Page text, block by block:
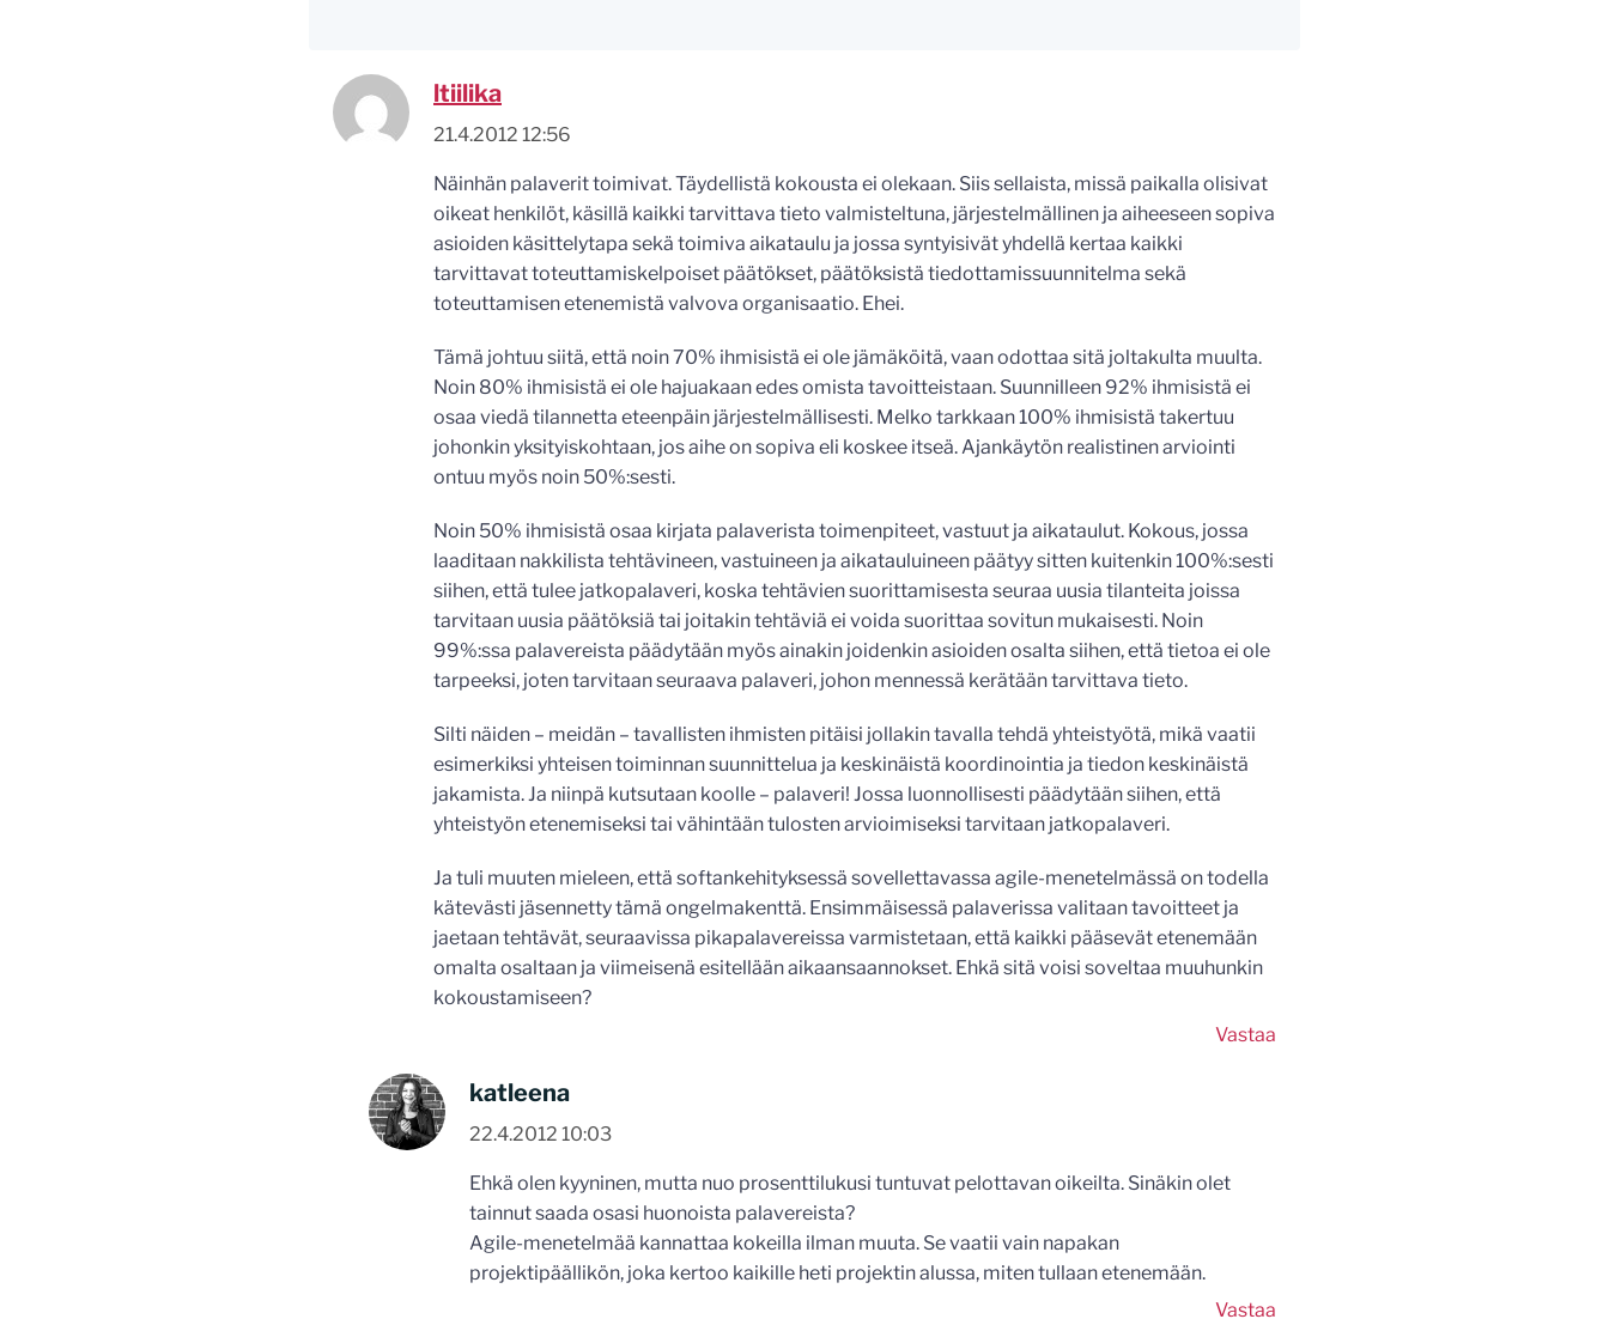
ltiilika
21.4.2012 12:56
Näinhän palaverit toimivat. Täydellistä kokousta ei olekaan. Siis sellaista, missä paikalla olisivat
oikeat henkilöt, käsillä kaikki tarvittava tieto valmisteltuna, järjestelmällinen ja aiheeseen sopiva
asioiden käsittelytapa sekä toimiva aikataulu ja jossa syntyisivät yhdellä kertaa kaikki
tarvittavat toteuttamiskelpoiset päätökset, päätöksistä tiedottamissuunnitelma sekä
toteuttamisen etenemistä valvova organisaatio. Ehei.
Tämä johtuu siitä, että noin 70% ihmisistä ei ole jämäköitä, vaan odottaa sitä joltakulta muulta.
Noin 80% ihmisistä ei ole hajuakaan edes omista tavoitteistaan. Suunnilleen 92% ihmisistä ei
osaa viedä tilannetta eteenpäin järjestelmällisesti. Melko tarkkaan 100% ihmisistä takertuu
johonkin yksityiskohtaan, jos aihe on sopiva eli koskee itseä. Ajankäytön realistinen arviointi
ontuu myös noin 50%:sesti.
Noin 50% ihmisistä osaa kirjata palaverista toimenpiteet, vastuut ja aikataulut. Kokous, jossa
laaditaan nakkilista tehtävineen, vastuineen ja aikatauluineen päätyy sitten kuitenkin 100%:sesti
siihen, että tulee jatkopalaveri, koska tehtävien suorittamisesta seuraa uusia tilanteita joissa
tarvitaan uusia päätöksiä tai joitakin tehtäviä ei voida suorittaa sovitun mukaisesti. Noin
99%:ssa palavereista päädytään myös ainakin joidenkin asioiden osalta siihen, että tietoa ei ole
tarpeeksi, joten tarvitaan seuraava palaveri, johon mennessä kerätään tarvittava tieto.
Silti näiden – meidän – tavallisten ihmisten pitäisi jollakin tavalla tehdä yhteistyötä, mikä vaatii
esimerkiksi yhteisen toiminnan suunnittelua ja keskinäistä koordinointia ja tiedon keskinäistä
jakamista. Ja niinpä kutsutaan koolle – palaveri! Jossa luonnollisesti päädytään siihen, että
yhteistyön etenemiseksi tai vähintään tulosten arvioimiseksi tarvitaan jatkopalaveri.
Ja tuli muuten mieleen, että softankehityksessä sovellettavassa agile-menetelmässä on todella
kätevästi jäsennetty tämä ongelmakenttä. Ensimmäisessä palaverissa valitaan tavoitteet ja
jaetaan tehtävät, seuraavissa pikapalavereissa varmistetaan, että kaikki pääsevät etenemään
omalta osaltaan ja viimeisenä esitellään aikaansaannokset. Ehkä sitä voisi soveltaa muuhunkin
kokoustamiseen?
Vastaa
katleena
22.4.2012 10:03
Ehkä olen kyyninen, mutta nuo prosenttilukusi tuntuvat pelottavan oikeilta. Sinäkin olet
tainnut saada osasi huonoista palavereista?
Agile-menetelmää kannattaa kokeilla ilman muuta. Se vaatii vain napakan
projektipäällikön, joka kertoo kaikille heti projektin alussa, miten tullaan etenemään.
Vastaa